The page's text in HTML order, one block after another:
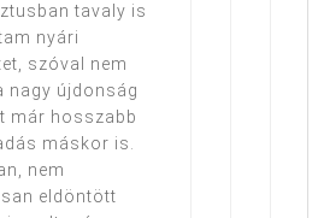
tavaly is
nyári
szóval nem
nagy újdonság
már hosszabb
máskor is.
nem
eldöntött